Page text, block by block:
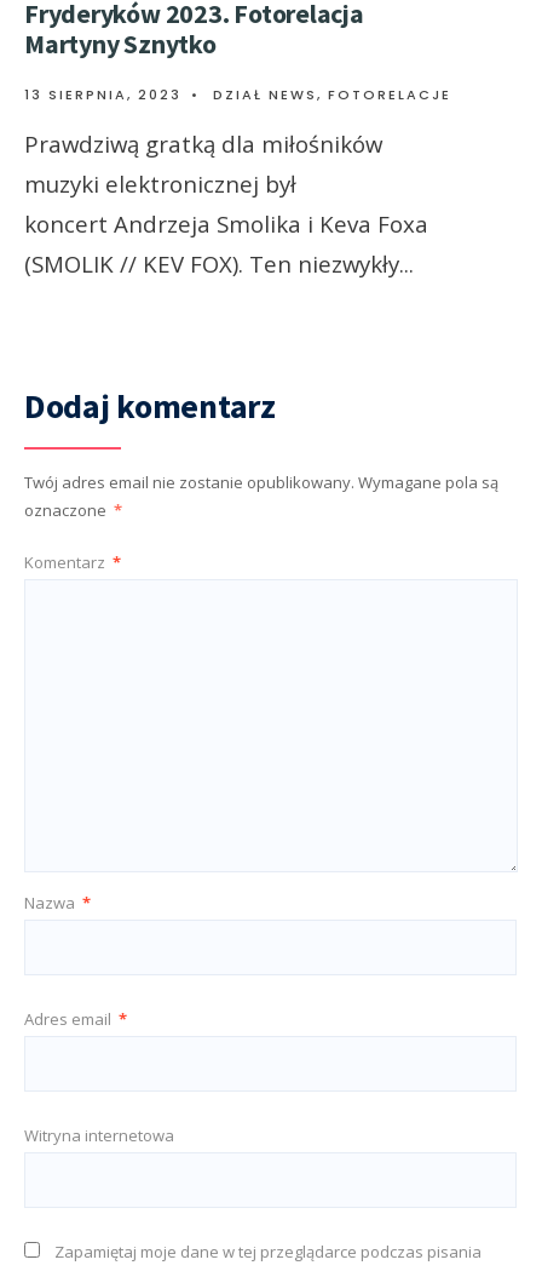
Fryderyków 2023. Fotorelacja
Martyny Sznytko
13 SIERPNIA, 2023 • DZIAŁ NEWS, FOTORELACJE
Prawdziwą gratką dla miłośników
muzyki elektronicznej był
koncert Andrzeja Smolika i Keva Foxa
(SMOLIK // KEV FOX). Ten niezwykły...
Dodaj komentarz
Twój adres email nie zostanie opublikowany. Wymagane pola są
oznaczone *
Komentarz *
Nazwa *
Adres email *
Witryna internetowa
Zapamiętaj moje dane w tej przeglądarce podczas pisania